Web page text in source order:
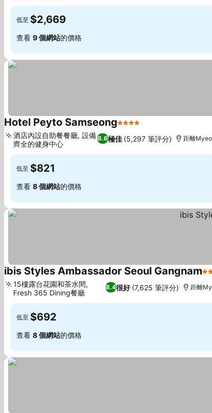
低至 $2,669
查看 9 個網站的價格
Hotel Peyto Samseong4 星級
8.6極佳 (5,297 筆評分)
酒店內設自助餐餐廳, 設備
齊全的健身中心
距離
低至 $821
查看 8 個網站的價格
ibis Styles Ambassador Seoul Gangnam3
8.4很好 (7,625 筆評分)
15樓露台花園和茶水間,
Fresh 365 Dining餐廳
距離
低至 $692
查看 8 個網站的價格